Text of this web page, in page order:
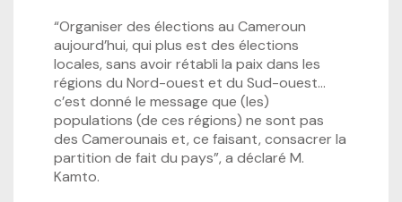
“Organiser des élections au Cameroun
aujourd’hui, qui plus est des élections
locales, sans avoir rétabli la paix dans les
régions du Nord-ouest et du Sud-ouest…
c’est donné le message que (les)
populations (de ces régions) ne sont pas
des Camerounais et, ce faisant, consacrer la
partition de fait du pays”, a déclaré M.
Kamto.